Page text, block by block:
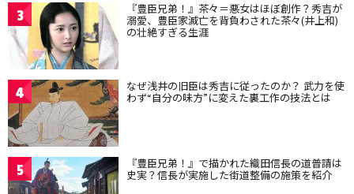
3 『豊臣兄弟！』茶々＝悪女はほぼ創作？秀吉が
溺愛、豊臣家滅亡を背負わされた茶々(井上和)
の壮絶すぎる生涯
4 なぜ浅井の旧臣は秀吉に従ったのか？ 武力を使
わず“自分の味方”に変えた裏工作の技法とは
5 『豊臣兄弟！』で描かれた織田信長の道普請は
史実？信長が実施した街道整備の施策を紹介